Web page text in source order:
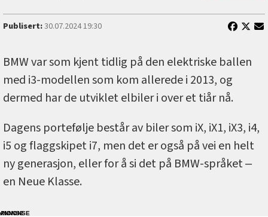
Publisert:30.07.2024 19:30
BMW var som kjent tidlig på den elektriske ballen
med i3-modellen som kom allerede i 2013, og
dermed har de utviklet elbiler i over et tiår nå.
Dagens portefølje består av biler som iX, iX1, iX3, i4,
i5 og flaggskipet i7, men det er også på vei en helt
ny generasjon, eller for å si det på BMW-språket ‒
en Neue Klasse.